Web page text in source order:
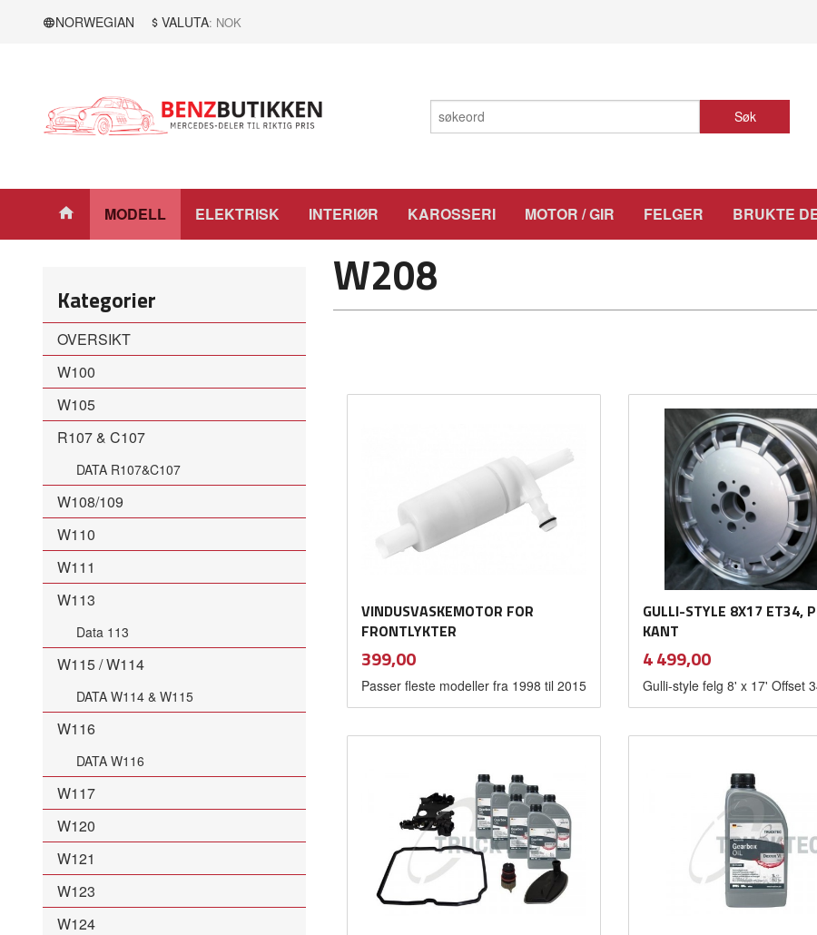
NORWEGIAN VALUTA: NOK
Søk
Produkter
MODELL ELEKTRISK INTERIØR KAROSSERI MOTOR / GIR FELGER BRUKTE
Kategorier
OVERSIKT
W100
W105
R107 & C107
DATA R107&C107
W108/109
W110
W111
W113
Data 113
W115 / W114
DATA W114 & W115
W116
DATA W116
W117
W120
W121
W123
W124
W208
VINDUSVASKEMOTOR FOR
FRONTLYKTER
Pris
399,00mva.
Passer fleste modeller fra 1998 til 2015
GULLI-STYLE 8X17 ET34,
KANT
Pris
4 499,00mva.
Gulli-style felg 8' x 17' Offset